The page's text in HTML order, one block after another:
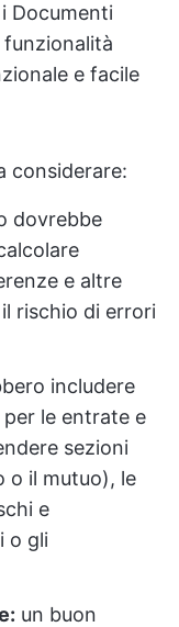
Documenti
funzionalità
e facile
considerare:
dovrebbe
e altre
rischio di errori
includere
le entrate e
sezioni
o il mutuo), le
e
o gli
un buon